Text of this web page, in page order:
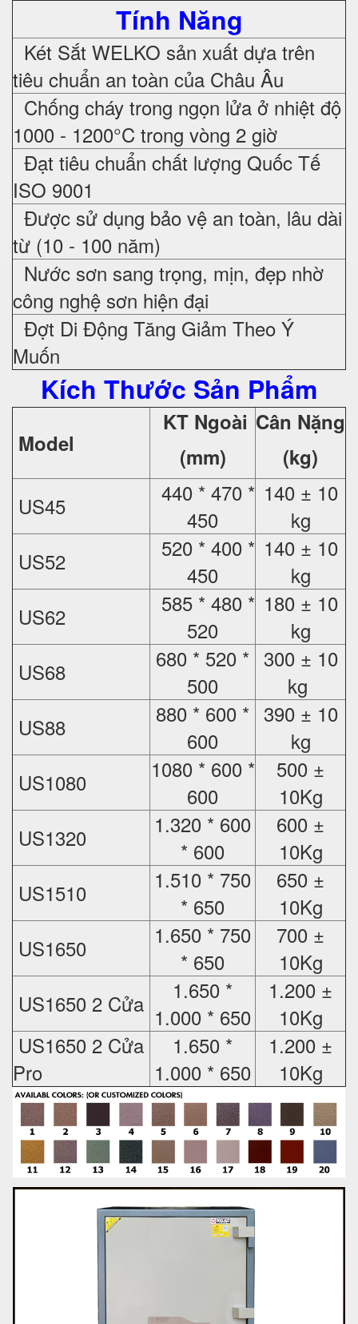
Tính Năng
Két Sắt WELKO sản xuất dựa trên
tiêu chuẩn an toàn của Châu Âu
Chống cháy trong ngọn lửa ở nhiệt độ
1000 - 1200°C trong vòng 2 giờ
Đạt tiêu chuẩn chất lượng Quốc Tế
ISO 9001
Được sử dụng bảo vệ an toàn, lâu dài
từ (10 - 100 năm)
Nước sơn sang trọng, mịn, đẹp nhờ
công nghệ sơn hiện đại
Đợt Di Động Tăng Giảm Theo Ý
Muốn
Kích Thước Sản Phẩm
Model
KT Ngoài
(mm)
Cân Nặng
(kg)
US45
440 * 470 *
450
140 ± 10
kg
US52
520 * 400 *
450
140 ± 10
kg
US62
585 * 480 *
520
180 ± 10
kg
US68
680 * 520 *
500
300 ± 10
kg
US88
880 * 600 *
600
390 ± 10
kg
US1080
1080 * 600 *
600
500 ±
10Kg
US1320
1.320 * 600
* 600
600 ±
10Kg
US1510
1.510 * 750
* 650
650 ±
10Kg
US1650
1.650 * 750
* 650
700 ±
10Kg
US1650 2 Cửa
1.650 *
1.000 * 650
1.200 ±
10Kg
US1650 2 Cửa
Pro
1.650 *
1.000 * 650
1.200 ±
10Kg